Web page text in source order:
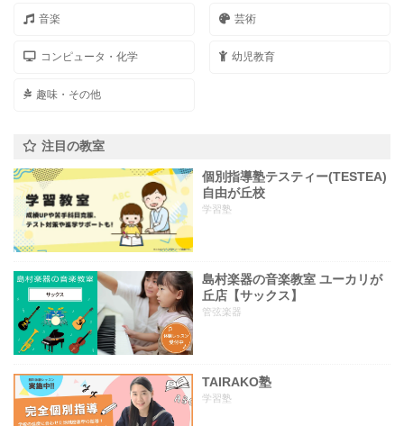
音楽 芸術
コンピュータ・化学 幼児教育
趣味・その他
注目の教室
個別指導塾テスティー(TESTEA)
自由が丘校
学習塾
島村楽器の音楽教室 ユーカリが
丘店【サックス】
管弦楽器
TAIRAKO塾
学習塾